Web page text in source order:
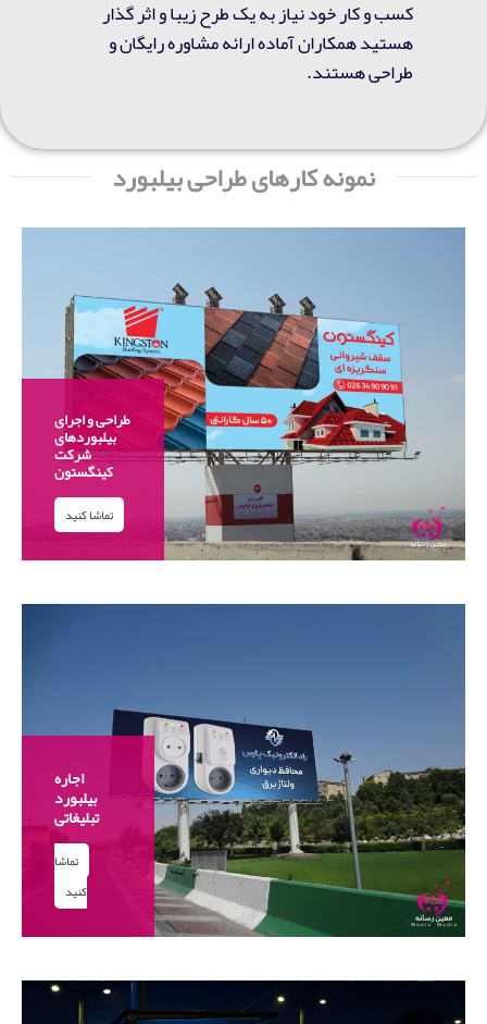
کسب و کار خود نیاز به یک طرح زیبا و اثر گذار
هستید همکاران آماده ارائه مشاوره رایگان و
طراحی هستند.
نمونه کارهای طراحی بیلبورد
طراحی و اجرای
بیلبوردهای
شرکت
کینگستون
تماشا کنید
اجاره
بیلبورد
تبلیغاتی
تماشا
کنید